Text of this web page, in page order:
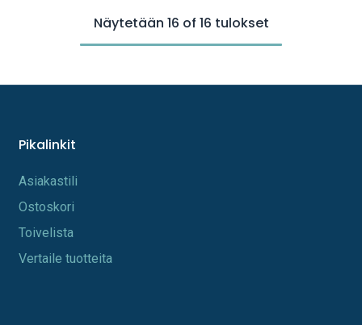
Näytetään 16 of 16 tulokset
Pikalinkit
A​s​iakastili
Os​toskori
Toi​velista
Vertaile tuotteita